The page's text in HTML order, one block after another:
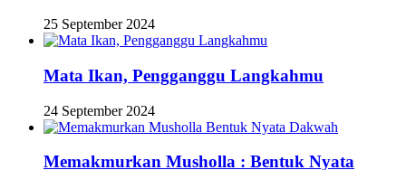
25 September 2024
Mata Ikan, Pengganggu Langkahmu
24 September 2024
Memakmurkan Musholla : Bentuk Nyata